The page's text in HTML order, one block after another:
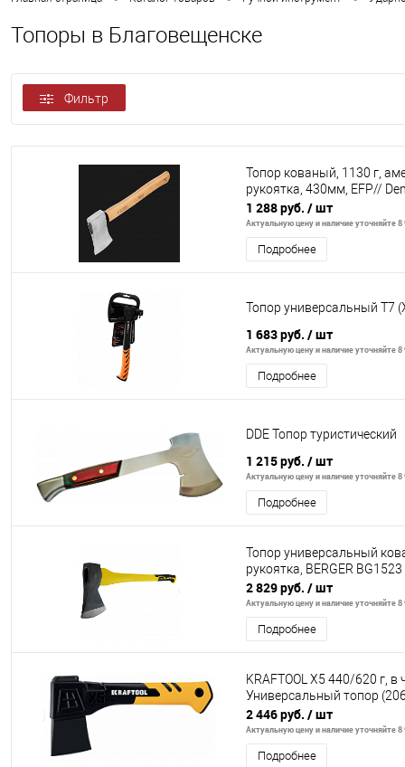
Топоры в Благовещенске
Фильтр
Топор кованый, 1130 г,
рукоятка, 430мм, EFP//
1 288 руб. / шт
Актуальную цену и наличие уточняйте 8
Подробнее
Топор универсальный Т7
1 683 руб. / шт
Актуальную цену и наличие уточняйте 8
Подробнее
DDE Топор туристический
1 215 руб. / шт
Актуальную цену и наличие уточняйте 8
Подробнее
Топор универсальный
рукоятка, BERGER BG1523
2 829 руб. / шт
Актуальную цену и наличие уточняйте 8
Подробнее
KRAFTOOL X5 440/620 г, в
Универсальный топор
2 446 руб. / шт
Актуальную цену и наличие уточняйте 8
Подробнее